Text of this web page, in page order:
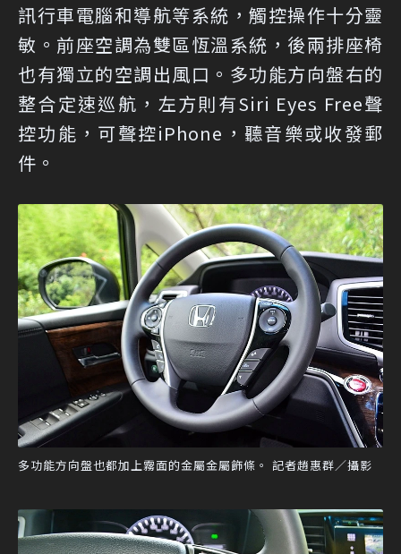
訊行車電腦和導航等系統，觸控操作十分靈
敏。前座空調為雙區恆溫系統，後兩排座椅
也有獨立的空調出風口。多功能方向盤右的
整合定速巡航，左方則有Siri Eyes Free聲
控功能，可聲控iPhone，聽音樂或收發郵
件。
多功能方向盤也都加上霧面的金屬金屬飾條。 記者趙惠群／攝影